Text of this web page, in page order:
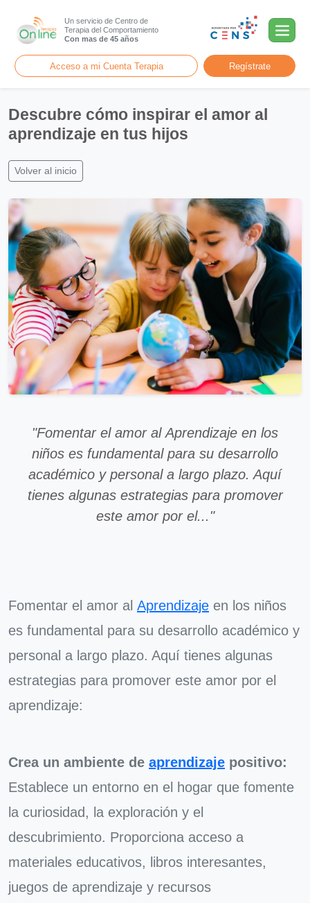
Un servicio de Centro de
Terapia del Comportamiento
Con mas de 45 años
Acceso a mi Cuenta Terapia Regístrate
Descubre cómo inspirar el amor al
aprendizaje en tus hijos
Volver al inicio
"Fomentar el amor al Aprendizaje en los
niños es fundamental para su desarrollo
académico y personal a largo plazo. Aquí
tienes algunas estrategias para promover
este amor por el..."
Fomentar el amor al Aprendizaje en los niños
es fundamental para su desarrollo académico y
personal a largo plazo. Aquí tienes algunas
estrategias para promover este amor por el
aprendizaje:
Crea un ambiente de aprendizaje positivo:
Establece un entorno en el hogar que fomente
la curiosidad, la exploración y el
descubrimiento. Proporciona acceso a
materiales educativos, libros interesantes,
juegos de aprendizaje y recursos